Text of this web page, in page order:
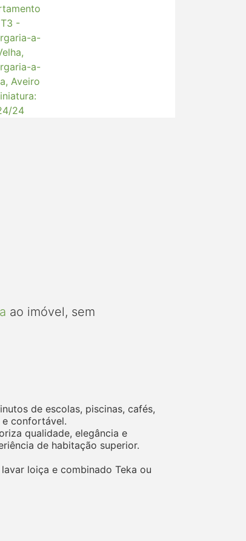
ao imóvel, sem
de escolas, piscinas, cafés,
confortável.
qualidade, elegância e
de habitação superior.
loiça e combinado Teka ou